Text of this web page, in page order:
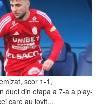
scor 1-1,
duel din etapa a 7-a a play-
care au lovit...